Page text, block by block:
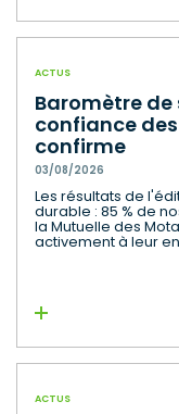
ACTUS
Baromètre
confiance
confirme
03/08/2026
Les résultats de
durable : 85 % de
la Mutuelle des
activement à leur
Lire la suite
ACTUS